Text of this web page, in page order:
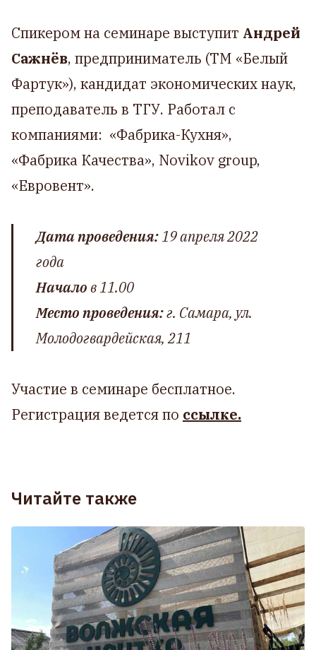
Спикером на семинаре выступит Андрей
Сажнёв, предприниматель (ТМ «Белый
Фартук»), кандидат экономических наук,
преподаватель в ТГУ. Работал с
компаниями: «Фабрика-Кухня»,
«Фабрика Качества», Novikov group,
«Евровент».
Дата проведения:19 апреля 2022
года
Началов 11.00
Место проведения:г. Самара, ул.
Молодогвардейская, 211
Участие в семинаре бесплатное.
Регистрация ведется по ссылке.
Читайте также